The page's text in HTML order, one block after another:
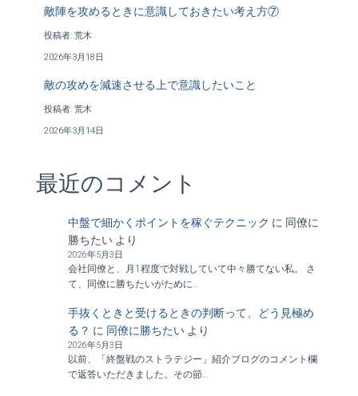
敵陣を攻めるときに意識しておきたい考え方⑦
投稿者: 荒木
2026年3月18日
敵の攻めを減速させる上で意識したいこと
投稿者: 荒木
2026年3月14日
最近のコメント
中盤で細かくポイントを稼ぐテクニック に 同僚に
勝ちたい より
2026年5月3日
会社同僚と、月1程度で対戦していて中々勝てない私。 さ
て、同僚に勝ちたいがために…
手抜くときと受けるときの判断って、どう見極め
る？ に 同僚に勝ちたい より
2026年5月3日
以前、「終盤戦のストラテジー」紹介ブログのコメント欄
で返答いただきました。その節…